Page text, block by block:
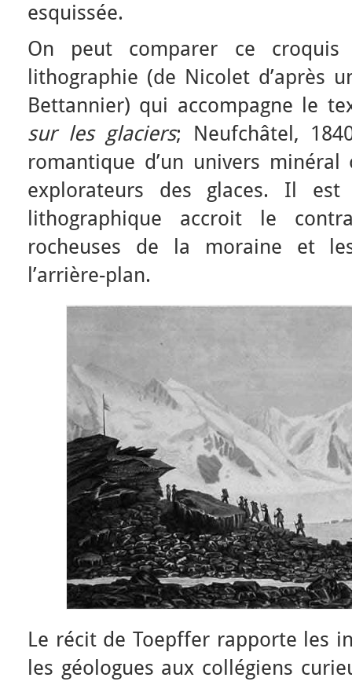
esquissée.
On peut comparer ce
lithographie (de Nicolet d’après
Bettannier) qui accompagne le
sur les glaciers; Neufchâtel,
romantique d’un univers minéral
explorateurs des glaces. Il
lithographique accroit le
rocheuses de la moraine et
l’arrière-plan.
Le récit de Toepffer rapporte les
les géologues aux collégiens